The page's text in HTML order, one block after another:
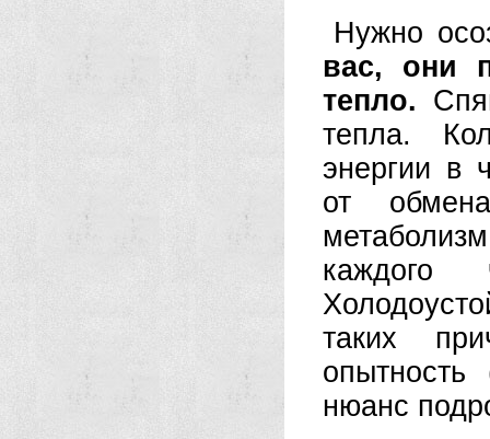
Нужно
вас, они
тепло.
тепла.
энергии в
от
каждого
таких
опытность
нюанс